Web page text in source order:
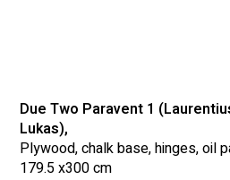
Due Two Paravent 1
Lukas),
Plywood, chalk base, hinges, oil
179.5 x300 cm